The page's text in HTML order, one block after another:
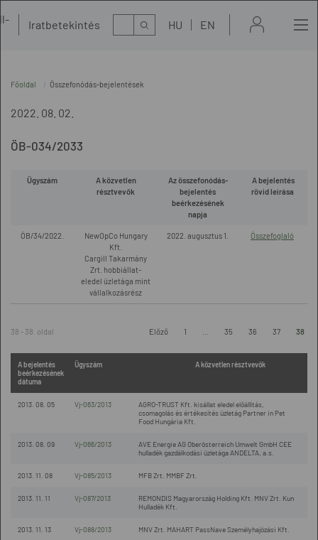
Iratbetekintés Kereső HU EN
Főoldal Összefonódás-bejelentések
2022. 08. 02.
ÖB-034/2033
Ügyszám
A közvetlen
résztvevők
Az összefonódás-
bejelentés
beérkezésének
napja
A bejelentés
rövid leírása
ÖB/34/2022.
NewOpCo Hungary
Kft.
Cargill Takarmány
Zrt. hobbiállat-
eledel üzletága mint
vállalkozásrész
2022. augusztus 1. Összefoglaló
38 - 38. oldal Előző 1 35 36 37 38
A bejelentés
beérkezésének
dátuma
Ügyszám A közvetlen résztvevők
2013. 08. 05 Vj-063/2013
AGRO-TRUST Kft. kisállat eledel előállítás,
csomagolás és értékesítés üzletág Partner in Pet
Food Hungária Kft.
2013. 08. 09 Vj-066/2013
AVE Energie AG Oberösterreich Umwelt GmbH CEE
hulladék gazdálkodási üzletága ANDELTA, a.s.
2013. 11. 08 Vj-085/2013 MFB Zrt. MMBF Zrt.
2013. 11. 11 Vj-087/2013
REMONDIS Magyarország Holding Kft. MNV Zrt. Kun
Hulladék Kft.
2013. 11. 13 Vj-088/2013 MNV Zrt. MAHART PassNave Személyhajózási Kft.